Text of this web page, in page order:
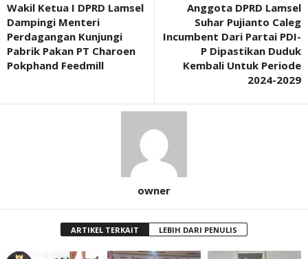
Wakil Ketua I DPRD Lamsel
Dampingi Menteri
Perdagangan Kunjungi
Pabrik Pakan PT Charoen
Pokphand Feedmill
Anggota DPRD Lamsel
Suhar Pujianto Caleg
Incumbent Dari Partai PDI-
P Dipastikan Duduk
Kembali Untuk Periode
2024-2029
owner
ARTIKEL TERKAIT LEBIH DARI PENULIS